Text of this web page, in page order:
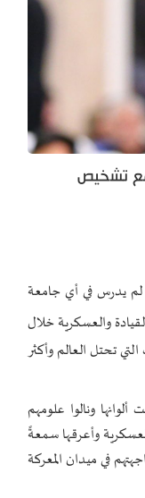
تشخيص
لم يدرس في أي جامعة
والعسكرية خلال
تحتل العالم وأكثر
ونالوا علومهم
وأعرقها سمعةً
في ميدان المعركة